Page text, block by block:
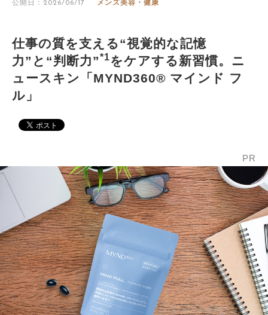
公開日：2026/06/17 メンズ美容・健康
仕事の質を支える“視覚的な記憶
力”と“判断力”*1をケアする新習慣。ニ
ュースキン「MYND360® マインド フ
ル」
PR